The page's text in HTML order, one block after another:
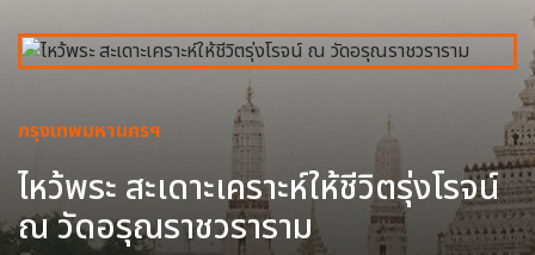
กรุงเทพมหานครฯ
ไหว้พระ สะเดาะเคราะห์ให้ชีวิตรุ่งโรจน์
ณ วัดอรุณราชวราราม